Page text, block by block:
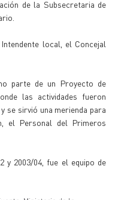
de la Subsecretaria de
local, el Concejal
parte de un Proyecto de
las actividades fueron
se sirvió una merienda para
el Personal del Primeros
y 2003/04, fue el equipo de